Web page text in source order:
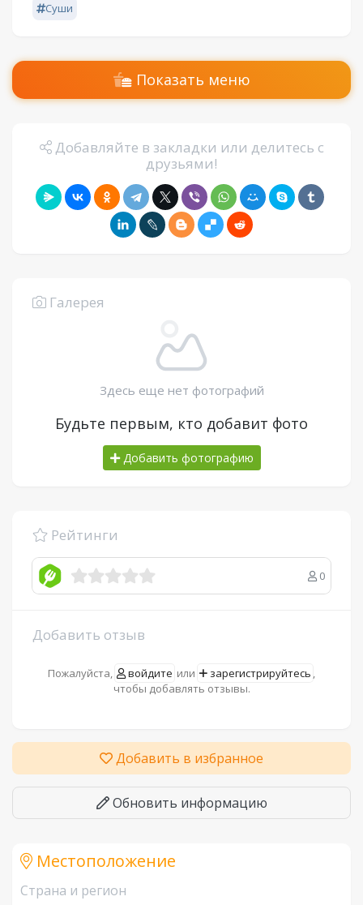
Суши
Показать меню
Добавляйте в закладки или делитесь с
друзьями!
Галерея
Здесь еще нет фотографий
Будьте первым, кто добавит фото
Добавить фотографию
Рейтинги
0
Добавить отзыв
Пожалуйста, войдите или зарегистрируйтесь ,
чтобы добавлять отзывы.
Добавить в избранное
Обновить информацию
Местоположение
Страна и регион